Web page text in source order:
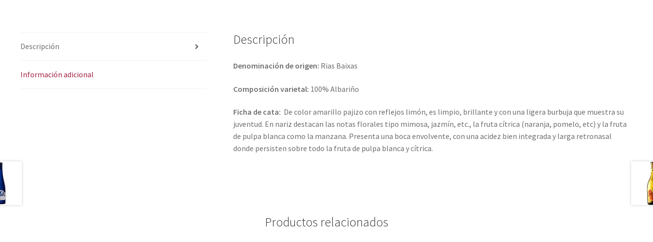
Descripción
Información adicional
Descripción
Denominación de origen: Rias Baixas
Composición varietal: 100% Albariño
Ficha de cata: De color amarillo pajizo con reflejos limón, es limpio, brillante y con una ligera burbuja que muestra su
juventud. En nariz destacan las notas florales tipo mimosa, jazmín, etc., la fruta cítrica (naranja, pomelo, etc) y la fruta
de pulpa blanca como la manzana. Presenta una boca envolvente, con una acidez bien integrada y larga retronasal
donde persisten sobre todo la fruta de pulpa blanca y cítrica.
Productos relacionados